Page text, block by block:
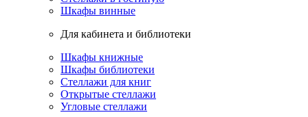
Шкафы винные
Для кабинета и библиотеки
Шкафы книжные
Шкафы библиотеки
Стеллажи для книг
Открытые стеллажи
Угловые стеллажи